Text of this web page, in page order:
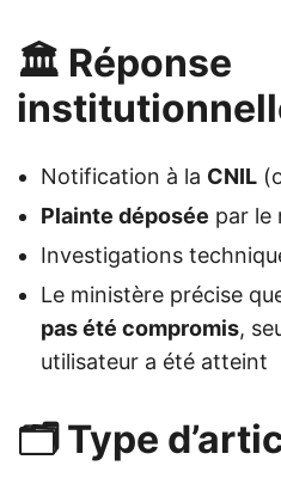
🏛️ Réponse
Notification à la CNIL
Plainte déposée par le
Investigations
Le ministère précise
pas été compromis,
utilisateur a été atteint
🗂️ Type